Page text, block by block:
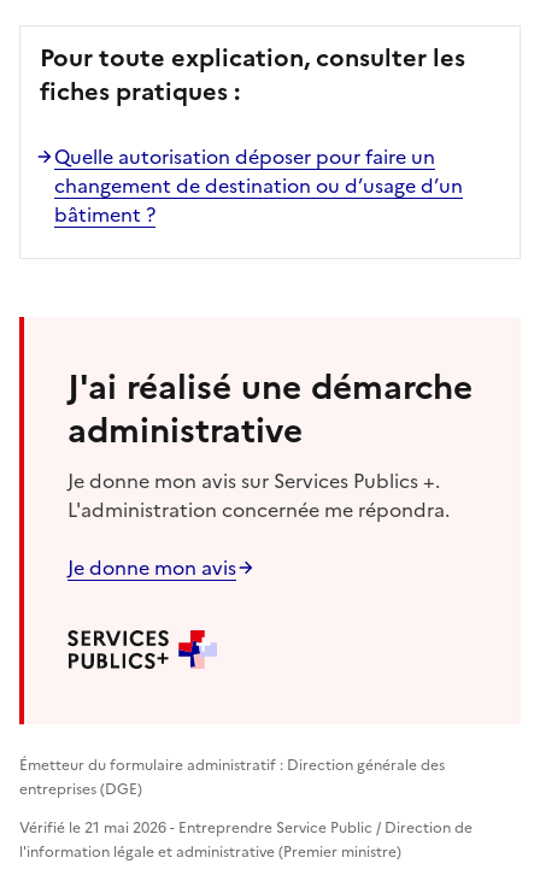
Pour toute explication, consulter les
fiches pratiques :
Quelle autorisation déposer pour faire un
changement de destination ou d’usage d’un
bâtiment ?
J'ai réalisé une démarche
administrative
Je donne mon avis sur Services Publics +.
L'administration concernée me répondra.
Je donne mon avis
Émetteur du formulaire administratif : Direction générale des
entreprises (DGE)
Vérifié le 21 mai 2026 - Entreprendre Service Public / Direction de
l'information légale et administrative (Premier ministre)